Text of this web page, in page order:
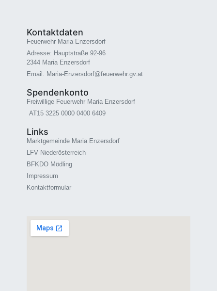
Kontaktdaten
Feuerwehr Maria Enzersdorf
Adresse: Hauptstraße 92-96
2344 Maria Enzersdorf
Email: Maria-Enzersdorf@feuerwehr.gv.at
Spendenkonto
Freiwillige Feuerwehr Maria Enzersdorf
AT15 3225 0000 0400 6409
Links
Marktgemeinde Maria Enzersdorf
LFV Niederösterreich
BFKDO Mödling
Impressum
Kontaktformular